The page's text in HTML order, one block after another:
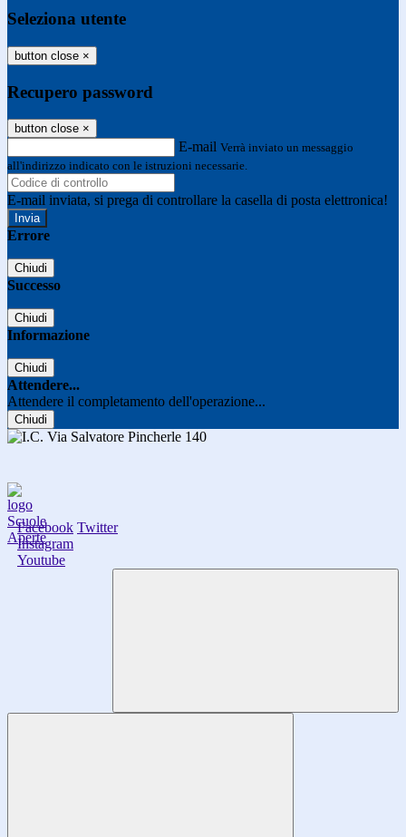
Seleziona utente
button close ×
Recupero password
button close ×
E-mail Verrà inviato un messaggio
all'indirizzo indicato con le istruzioni necessarie.
E-mail inviata, si prega di controllare la casella di posta elettronica!
Errore
Chiudi
Successo
Chiudi
Informazione
Chiudi
Attendere...
Attendere il completamento dell'operazione...
Chiudi
Facebook Twitter
Instagram
Youtube